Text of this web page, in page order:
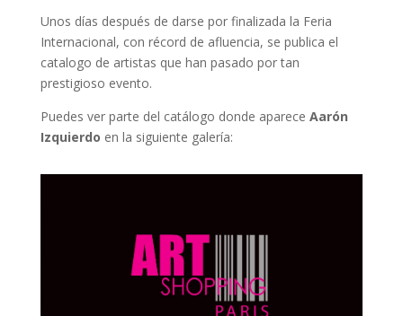
Unos días después de darse por finalizada la Feria
Internacional, con récord de afluencia, se publica el
catalogo de artistas que han pasado por tan
prestigioso evento.
Puedes ver parte del catálogo donde aparece Aarón
Izquierdo en la siguiente galería: